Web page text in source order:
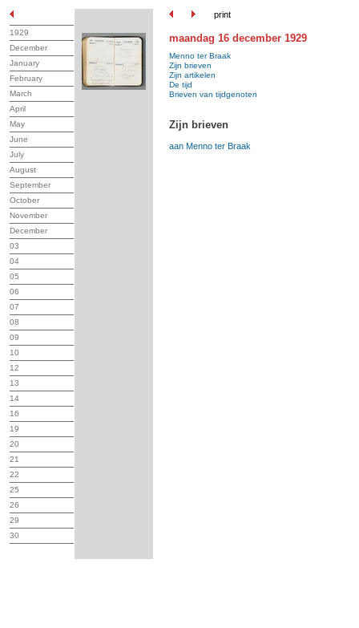
print
1929
December
January
February
March
April
May
June
July
August
September
October
November
December
03
04
05
06
07
08
09
10
12
13
14
16
19
20
21
22
25
26
29
30
maandag 16 december 1929
Menno ter Braak
Zijn brieven
Zijn artikelen
De tijd
Brieven van tijdgenoten
Zijn brieven
aan Menno ter Braak